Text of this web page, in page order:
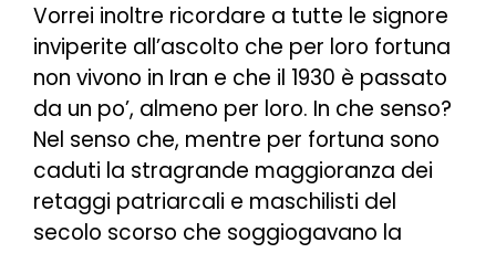
Vorrei inoltre ricordare a tutte le signore
inviperite all’ascolto che per loro fortuna
non vivono in Iran e che il 1930 è passato
da un po’, almeno per loro. In che senso?
Nel senso che, mentre per fortuna sono
caduti la stragrande maggioranza dei
retaggi patriarcali e maschilisti del
secolo scorso che soggiogavano la